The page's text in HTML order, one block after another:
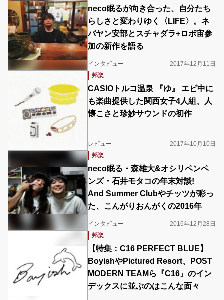
neco眠るが向き合った、自分たち
らしさと変わりゆく〈LIFE〉。ネ
バヤン安部とスチャダラ+ロボ宙参
加の新作を語る
インタビュー
2017年12月11日
邦楽
CASIOトルコ温泉 『ゆ』 エビ中に
も楽曲提供した関西女子4人組、人
懐こさと珍妙サウンドの初作
レビュー
2017年10月10日
邦楽
neco眠る・森雄大&オシリペンペ
ンズ・石井モタコの年末対談!
And Summer Clubやチッツが彩っ
た、こんがりおんがくの2016年
インタビュー
2016年12月28日
邦楽
【特集：C16 PERFECT BLUE】
BoyishやPictured Resort、POST
MODERN TEAMら『C16』のイン
デックスに並ぶのはこんな面々